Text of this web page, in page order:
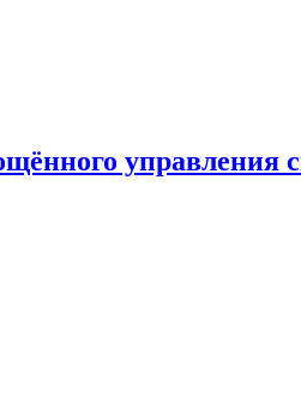
управления